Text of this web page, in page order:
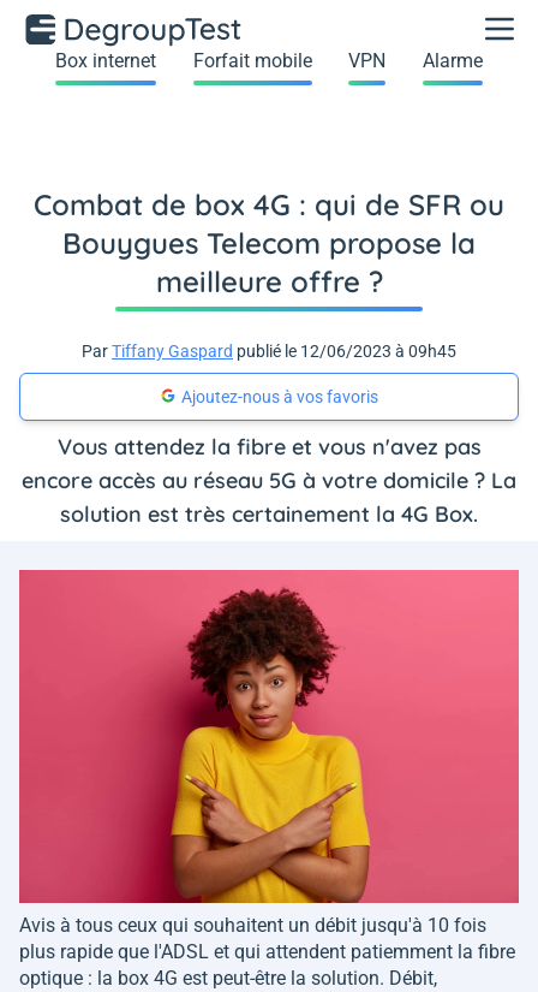
Box internet Forfait mobile VPN Alarme
Combat de box 4G : qui de SFR ou
Bouygues Telecom propose la
meilleure offre ?
ParTiffany Gaspard publié le 12/06/2023 à 09h45
Ajoutez-nous à vos favoris
Vous attendez la fibre et vous n'avez pas
encore accès au réseau 5G à votre domicile ? La
solution est très certainement la 4G Box.
Avis à tous ceux qui souhaitent un débit jusqu'à 10 fois
plus rapide que l'ADSL et qui attendent patiemment la fibre
optique : la box 4G est peut-être la solution. Débit,